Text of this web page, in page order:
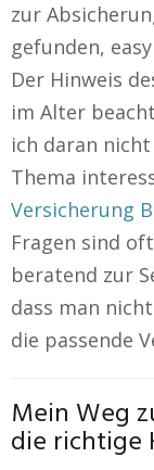
zur
gefunden,
Der Hinweis
im Alter
ich daran
Thema
Versicherung
Fragen sind
beratend zur
dass man
die passende
Mein Weg
die richtige